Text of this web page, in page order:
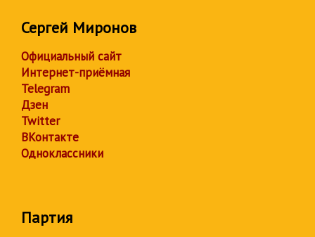
Сергей Миронов
Официальный сайт
Интернет-приёмная
Telegram
Дзен
Twitter
ВКонтакте
Одноклассники
Партия